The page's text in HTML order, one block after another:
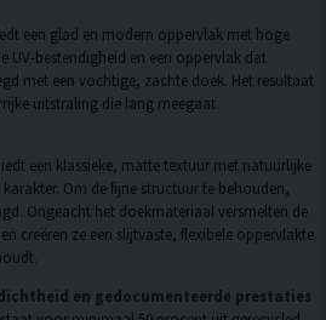
een glad en modern oppervlak met hoge
UV-bestendigheid en een oppervlak dat
met een vochtige, zachte doek. Het resultaat
uitstraling die lang meegaat.
een klassieke, matte textuur met natuurlijke
Om de fijne structuur te behouden,
Ongeacht het doekmateriaal versmelten de
creëren ze een slijtvaste, flexibele oppervlakte
en gedocumenteerde prestaties